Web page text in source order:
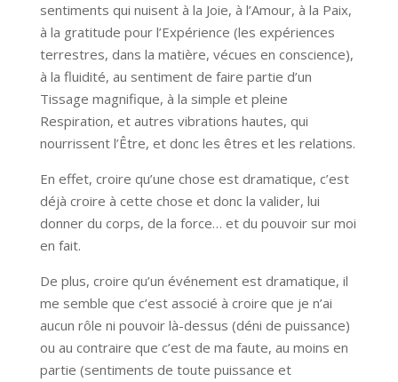
sentiments qui nuisent à la Joie, à l’Amour, à la Paix,
à la gratitude pour l’Expérience (les expériences
terrestres, dans la matière, vécues en conscience),
à la fluidité, au sentiment de faire partie d’un
Tissage magnifique, à la simple et pleine
Respiration, et autres vibrations hautes, qui
nourrissent l’Être, et donc les êtres et les relations.
En effet, croire qu’une chose est dramatique, c’est
déjà croire à cette chose et donc la valider, lui
donner du corps, de la force… et du pouvoir sur moi
en fait.
De plus, croire qu’un événement est dramatique, il
me semble que c’est associé à croire que je n’ai
aucun rôle ni pouvoir là-dessus (déni de puissance)
ou au contraire que c’est de ma faute, au moins en
partie (sentiments de toute puissance et